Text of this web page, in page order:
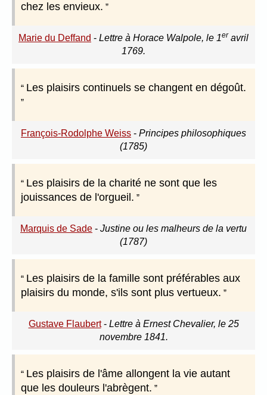
chez les envieux.
Marie du Deffand - Lettre à Horace Walpole, le 1er avril
1769.
Les plaisirs continuels se changent en dégoût.
François-Rodolphe Weiss - Principes philosophiques
(1785)
Les plaisirs de la charité ne sont que les
jouissances de l'orgueil.
Marquis de Sade - Justine ou les malheurs de la vertu
(1787)
Les plaisirs de la famille sont préférables aux
plaisirs du monde, s'ils sont plus vertueux.
Gustave Flaubert- Lettre à Ernest Chevalier, le 25
novembre 1841.
Les plaisirs de l'âme allongent la vie autant
que les douleurs l'abrègent.